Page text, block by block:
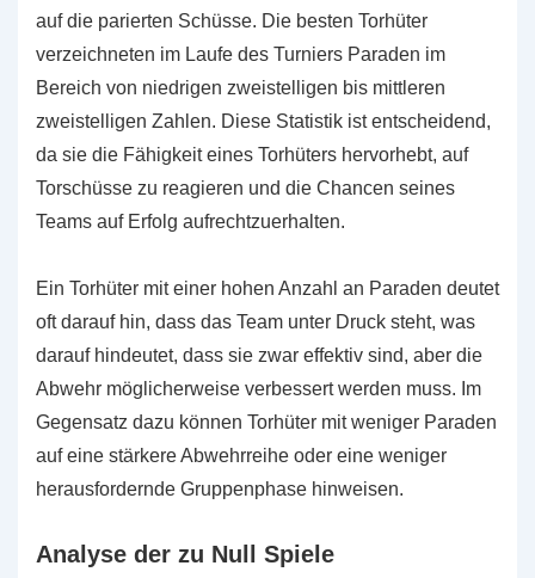
auf die parierten Schüsse. Die besten Torhüter
verzeichneten im Laufe des Turniers Paraden im
Bereich von niedrigen zweistelligen bis mittleren
zweistelligen Zahlen. Diese Statistik ist entscheidend,
da sie die Fähigkeit eines Torhüters hervorhebt, auf
Torschüsse zu reagieren und die Chancen seines
Teams auf Erfolg aufrechtzuerhalten.
Ein Torhüter mit einer hohen Anzahl an Paraden deutet
oft darauf hin, dass das Team unter Druck steht, was
darauf hindeutet, dass sie zwar effektiv sind, aber die
Abwehr möglicherweise verbessert werden muss. Im
Gegensatz dazu können Torhüter mit weniger Paraden
auf eine stärkere Abwehrreihe oder eine weniger
herausfordernde Gruppenphase hinweisen.
Analyse der zu Null Spiele